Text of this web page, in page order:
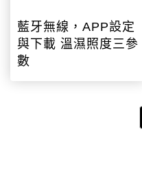
藍牙無線，APP設定
與下載 溫濕照度三參
數